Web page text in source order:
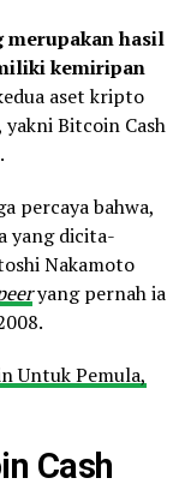
merupakan hasil
kemiripan
aset kripto
Bitcoin Cash
percaya bahwa,
yang dicita-
Nakamoto
yang pernah ia
Untuk Pemula,
Cash